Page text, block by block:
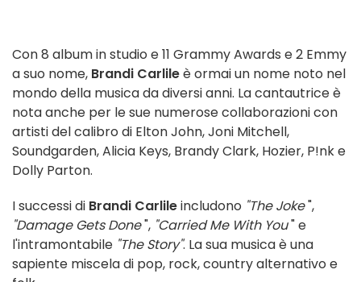
Con 8 album in studio e 11 Grammy Awards e 2 Emmy
a suo nome, Brandi Carlileè ormai un nome noto nel
mondo della musica da diversi anni. La cantautrice è
nota anche per le sue numerose collaborazioni con
artisti del calibro di Elton John, Joni Mitchell,
Soundgarden, Alicia Keys, Brandy Clark, Hozier, P!nk e
Dolly Parton.
I successi di Brandi Carlileincludono "The Joke",
"Damage Gets Done", "Carried Me With You" e
l'intramontabile "The Story". La sua musica è una
sapiente miscela di pop, rock, country alternativo e